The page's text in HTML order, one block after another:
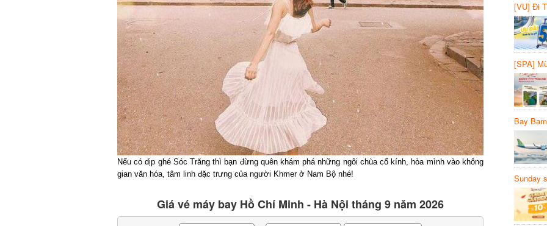
Nếu có dịp ghé Sóc Trăng thì bạn đừng quên khám phá những ngôi chùa cổ kính, hòa mình vào không
gian văn hóa, tâm linh đặc trưng của người Khmer ở Nam Bộ nhé!
Giá vé máy bay Hồ Chí Minh - Hà Nội tháng 9 năm 2026
[VU] Đi
giảm
[SPA]
20%
Bay
Sunday